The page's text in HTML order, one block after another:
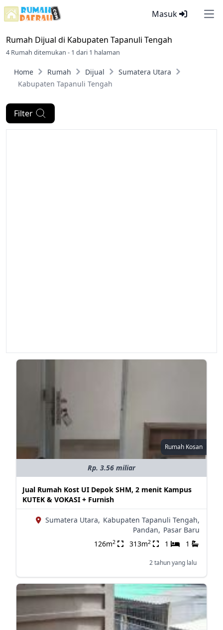
Masuk
Rumah Dijual di Kabupaten Tapanuli Tengah
4 Rumah ditemukan - 1 dari 1 halaman
Home Rumah Dijual
Sumatera Utara
Kabupaten Tapanuli Tengah
Filter
Rumah Kosan
Rp. 3.56 miliar
Jual Rumah Kost UI Depok SHM, 2 menit Kampus
KUTEK & VOKASI + Furnish
Sumatera Utara, Kabupaten Tapanuli Tengah,
Pandan, Pasar Baru
126m2 313m2 1 1
2 tahun yang lalu